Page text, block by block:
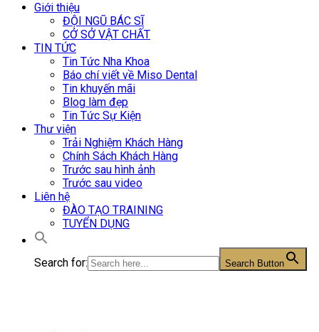
Giới thiệu
ĐỘI NGŨ BÁC SĨ
CỞ SỞ VẬT CHẤT
TIN TỨC
Tin Tức Nha Khoa
Báo chí viết về Miso Dental
Tin khuyến mãi
Blog làm đẹp
Tin Tức Sự Kiện
Thư viện
Trải Nghiệm Khách Hàng
Chính Sách Khách Hàng
Trước sau hình ảnh
Trước sau video
Liên hệ
ĐÀO TẠO TRAINING
TUYỂN DỤNG
Search for: Search Button